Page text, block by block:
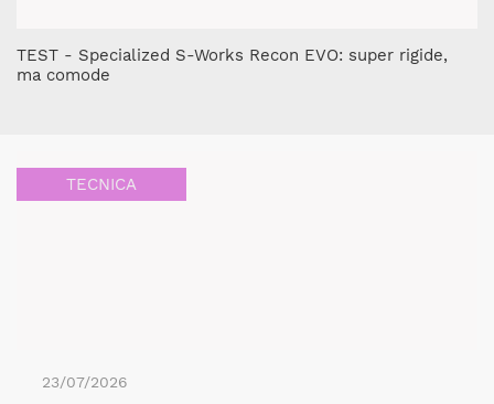
TEST - Specialized S-Works Recon EVO: super rigide,
ma comode
TECNICA
23/07/2026